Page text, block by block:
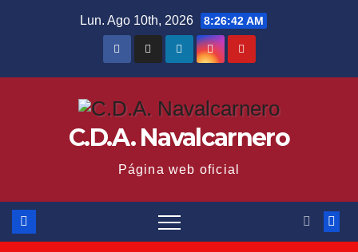
Lun. Ago 10th, 2026 8:26:43 AM
C.D.A. Navalcarnero
Página web oficial